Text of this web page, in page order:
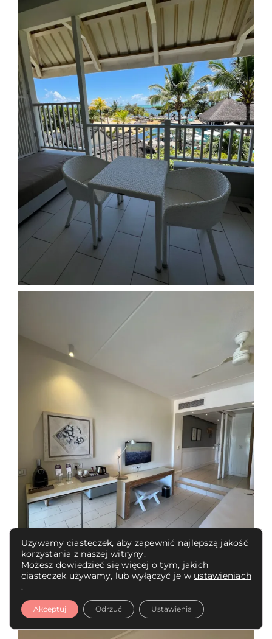
Używamy ciasteczek, aby zapewnić najlepszą jakość
korzystania z naszej witryny.
Możesz dowiedzieć się więcej o tym, jakich
ciasteczek używamy, lub wyłączyć je w ustawieniach
.
Akceptuj Odrzuć Ustawienia